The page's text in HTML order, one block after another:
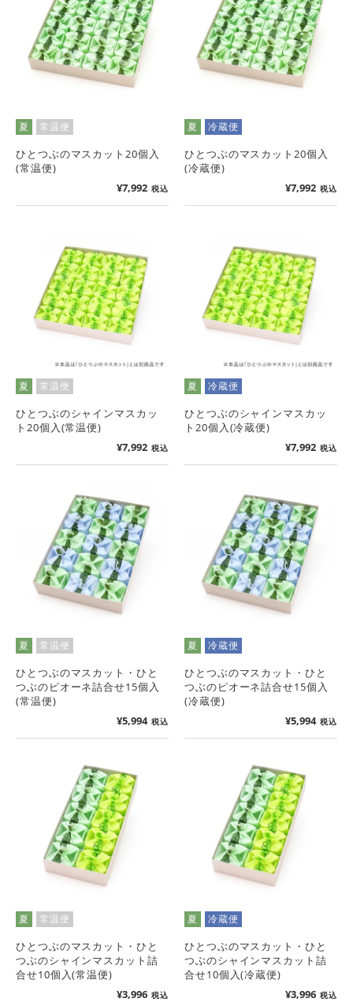
夏 常温便
ひとつぶのマスカット20個入
(常温便)
¥7,992 税込
夏 冷蔵便
ひとつぶのマスカット20個入
(冷蔵便)
¥7,992 税込
夏 常温便
ひとつぶのシャインマスカッ
ト20個入(常温便)
¥7,992 税込
夏 冷蔵便
ひとつぶのシャインマスカッ
ト20個入(冷蔵便)
¥7,992 税込
夏 常温便
ひとつぶのマスカット・ひと
つぶのピオーネ詰合せ15個入
(常温便)
¥5,994 税込
夏 冷蔵便
ひとつぶのマスカット・ひと
つぶのピオーネ詰合せ15個入
(冷蔵便)
¥5,994 税込
夏 常温便
ひとつぶのマスカット・ひと
つぶのシャインマスカット詰
合せ10個入(常温便)
¥3,996 税込
夏 冷蔵便
ひとつぶのマスカット・ひと
つぶのシャインマスカット詰
合せ10個入(冷蔵便)
¥3,996 税込